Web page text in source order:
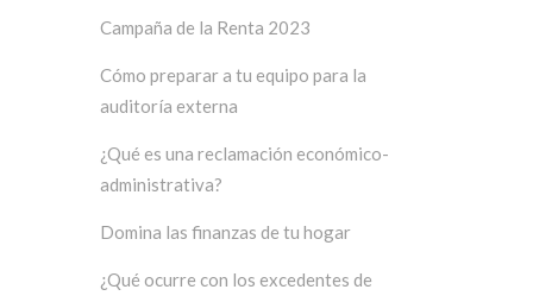
Campaña de la Renta 2023
Cómo preparar a tu equipo para la
auditoría externa
¿Qué es una reclamación económico-
administrativa?
Domina las finanzas de tu hogar
¿Qué ocurre con los excedentes de